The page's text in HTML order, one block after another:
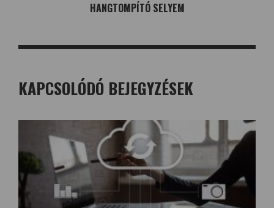
HANGTOMPÍTÓ SELYEM
KAPCSOLÓDÓ BEJEGYZÉSEK